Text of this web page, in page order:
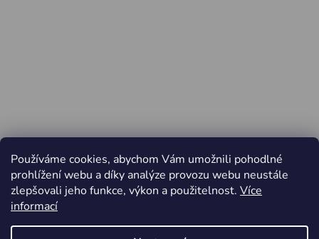
Používáme cookies, abychom Vám umožnili pohodlné
prohlížení webu a díky analýze provozu webu neustále
zlepšovali jeho funkce, výkon a použitelnost. Více
informací